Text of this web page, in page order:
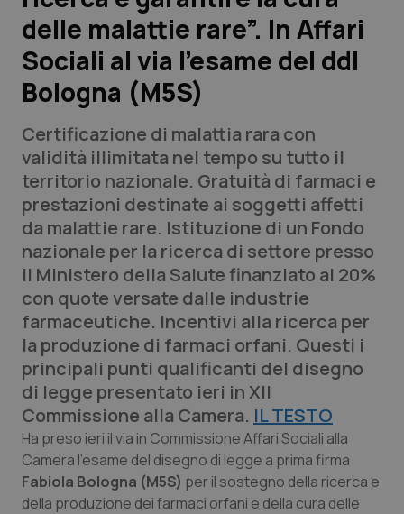
Studi e Analisi
Lettere al direttore
QS Pro
Professionisti Sanitari.AI
Abruzzo
Basilicata
Calabria
Campania
Emilia-Romagna
Friuli Venezia Giulia
QS Pro Gold
Artrite & artrosi
Asma & BPCO
Car-T
Colesterolo & coronaropatie
Dermatite Atopica
QS Club Newsletter
delle malattie rare”. In Affari
Sociali al via l’esame del ddl
Bologna (M5S)
Certificazione di malattia rara con
validità illimitata nel tempo su tutto il
territorio nazionale. Gratuità di farmaci e
prestazioni destinate ai soggetti affetti
da malattie rare. Istituzione di un Fondo
nazionale per la ricerca di settore presso
il Ministero della Salute finanziato al 20%
con quote versate dalle industrie
farmaceutiche. Incentivi alla ricerca per
la produzione di farmaci orfani. Questi i
principali punti qualificanti del disegno
di legge presentato ieri in XII
Commissione alla Camera. IL TESTO
Ha preso ieri il via in Commissione Affari Sociali alla
Camera l'esame del disegno di legge a prima firma
Fabiola Bologna (M5S) per il sostegno della ricerca e
della produzione dei farmaci orfani e della cura delle